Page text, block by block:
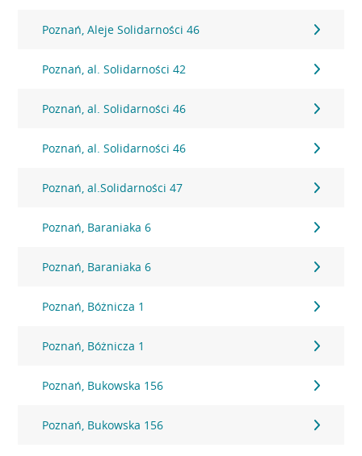
Poznań, Aleje Solidarności 46
Poznań, al. Solidarności 42
Poznań, al. Solidarności 46
Poznań, al. Solidarności 46
Poznań, al.Solidarności 47
Poznań, Baraniaka 6
Poznań, Baraniaka 6
Poznań, Bóżnicza 1
Poznań, Bóżnicza 1
Poznań, Bukowska 156
Poznań, Bukowska 156